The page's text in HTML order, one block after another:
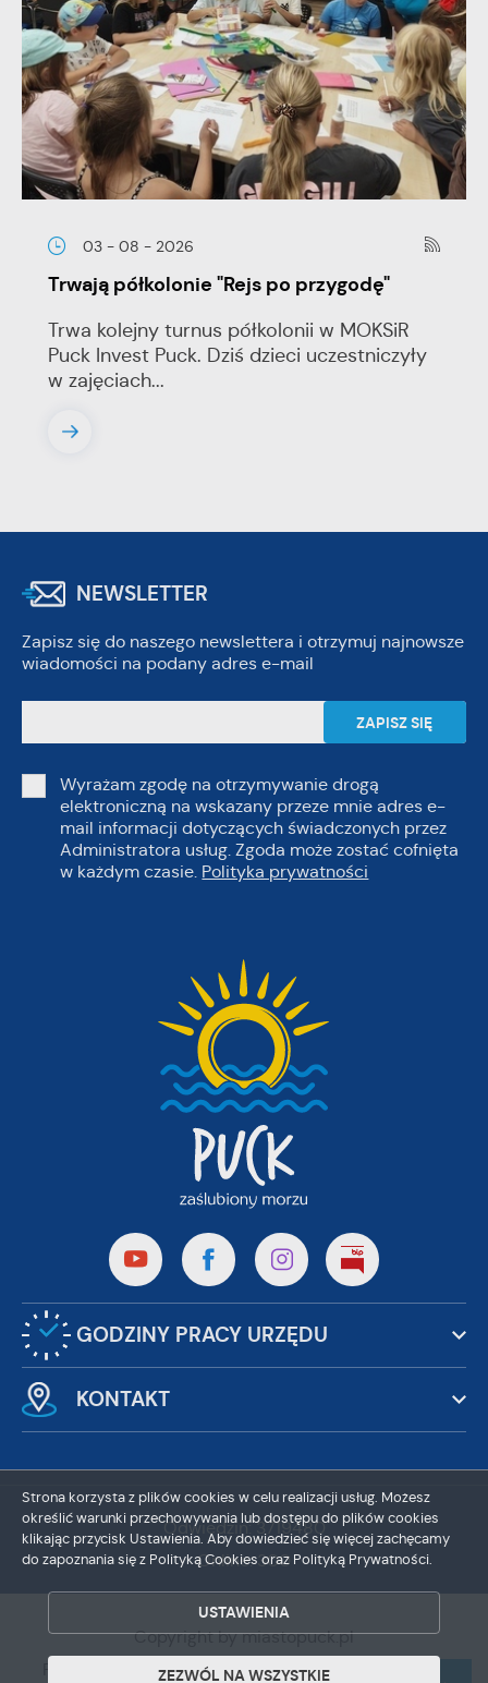
03 - 08 - 2026
Trwają półkolonie "Rejs po przygodę"
Trwa kolejny turnus półkolonii w MOKSiR
Puck Invest Puck. Dziś dzieci uczestniczyły
w zajęciach...
NEWSLETTER
Zapisz się do naszego newslettera i otrzymuj najnowsze
wiadomości na podany adres e-mail
Wyrażam zgodę na otrzymywanie drogą
elektroniczną na wskazany przeze mnie adres e-
mail informacji dotyczących świadczonych przez
Administratora usług. Zgoda może zostać cofnięta
w każdym czasie. Polityka prywatności
GODZINY PRACY URZĘDU
KONTAKT
Odwiedzin: 3719480
Online: 300
Copyright by miastopuck.pl
2ClickPortal® - Portale nowej generacji
Strona korzysta z plików cookies w celu realizacji usług. Możesz
określić warunki przechowywania lub dostępu do plików cookies
klikając przycisk Ustawienia. Aby dowiedzieć się więcej zachęcamy
do zapoznania się z Polityką Cookies oraz Polityką Prywatności.
USTAWIENIA
ZEZWÓL NA WSZYSTKIE
ZAPISZ WYBRANE